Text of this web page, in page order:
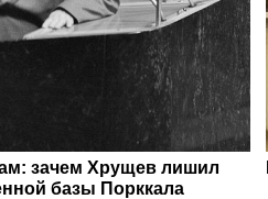
зачем Хрущев лишил
базы Порккала